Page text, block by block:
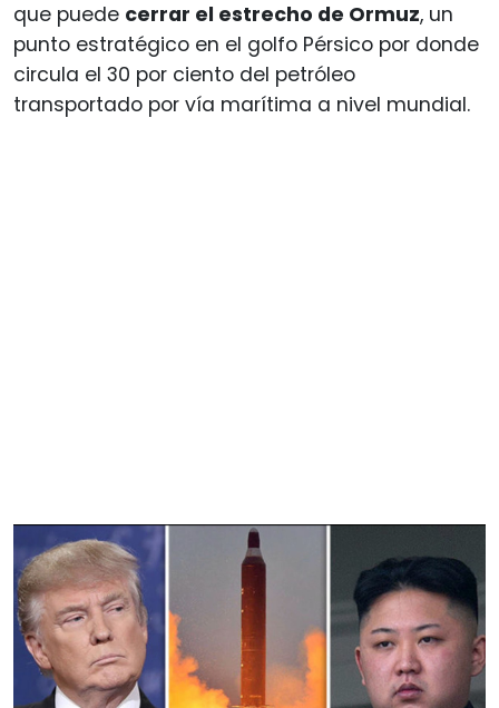
que puede cerrar el estrecho de Ormuz, un
punto estratégico en el golfo Pérsico por donde
circula el 30 por ciento del petróleo
transportado por vía marítima a nivel mundial.